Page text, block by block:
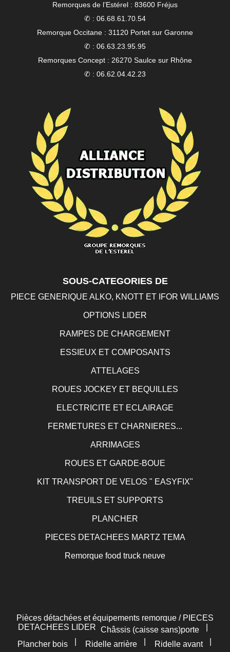
Remorques de l’Estérel : 83600 Fréjus
✆ : 06.68.61.70.54
Remorque Occitane : 31120 Portet sur Garonne
✆ : 06.63.23.95.95
Remorques Concept : 26270 Saulce sur Rhône
✆ : 06.62.04.42.23
SOUS-CATEGORIES DE
PIECE GENERIQUE ALKO, KNOTT ET IFOR WILLIAMS
OPTIONS LIDER
RAMPES DE CHARGEMENT
ESSIEUX ET COMPOSANTS
ATTELAGES
ROUES JOCKEY ET BEQUILLES
ELECTRICITE ET ECLAIRAGE
FERMETURES ET CHARNIERES...
ARRIMAGES
ROUES ET GARDE-BOUE
KIT TRANSPORT DE VELOS " EASYFIX"
TREUILS ET SUPPORTS
PLANCHER
PIECES DETACHEES MARTZ TEMA
Remorque food truck neuve
Pièces détachées et équipements remorque / PIECES
DETACHEES LIDER Châssis (caisse sans)porte
Plancher bois
Ridelle arrière Ridelle avant